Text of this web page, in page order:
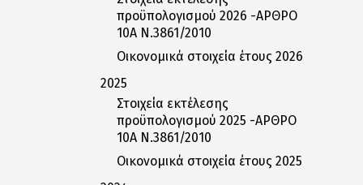
προϋπολογισμού 2026 -ΑΡΘΡΟ
10Α Ν.3861/2010
Οικονομικά στοιχεία έτους 2026
2025
Στοιχεία εκτέλεσης
προϋπολογισμού 2025 -ΑΡΘΡΟ
10Α Ν.3861/2010
Οικονομικά στοιχεία έτους 2025